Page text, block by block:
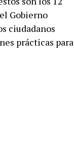
Gobierno
ciudadanos
prácticas para